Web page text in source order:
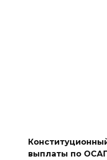
выплаты по